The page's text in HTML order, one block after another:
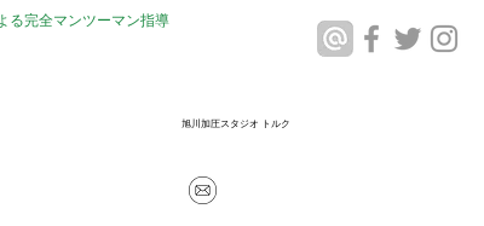
る完全マンツーマン指導
​旭川加圧スタジオ トルク